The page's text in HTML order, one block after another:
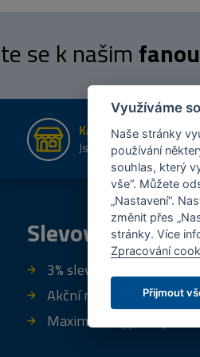
se k našim
KAMENNÉ PRODEJNY
Jsme na trhu více než
Slevový program
3% sleva za registraci
Akční nabídky
Maximální výprodej
Využíváme
Naše stránky
používání
souhlas, který
vše“. Můžete
„Nastavení“.
změnit přes
stránky. Více
Zpracování
Přijmout